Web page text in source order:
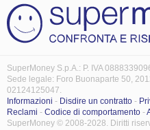
SuperMoney S.p.A.: P. IVA
Sede legale: Foro Buonaparte 50,
02124125047.
Informazioni - Disdire un contratto -
Reclami - Codice di comportamento -
SuperMoney © 2008-2028. Diritti